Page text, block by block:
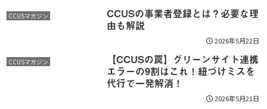
CCUSマガジン
CCUSの事業者登録とは？必要な理
由も解説
2026年5月22日
CCUSマガジン
【CCUSの罠】グリーンサイト連携
エラーの9割はこれ！紐づけミスを
代行で一発解消！
2026年5月21日